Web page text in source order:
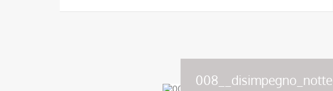
008__disimpegno_notte